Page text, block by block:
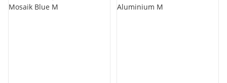
Black Diamond, Direct Alpine, Edelrid, E9, La Sportiva,